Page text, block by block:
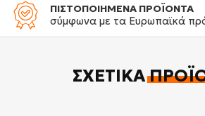
ΠΙΣΤΟΠΟΙΗΜΕΝΑ ΠΡΟΪΟΝΤΑ
σύμφωνα με τα Ευρωπαϊκά
ΣΧΕΤΙΚΆ